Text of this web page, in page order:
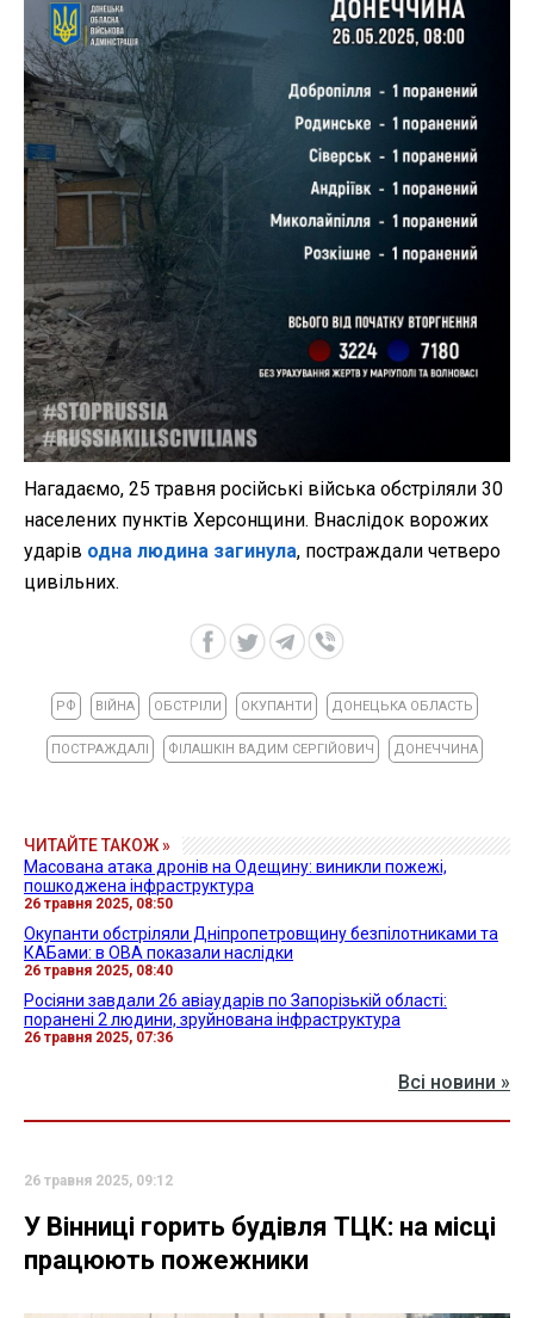
Нагадаємо, 25 травня російські війська обстріляли 30
населених пунктів Херсонщини. Внаслідок ворожих
ударів одна людина загинула, постраждали четверо
цивільних.
РФ ВІЙНА ОБСТРІЛИ ОКУПАНТИ ДОНЕЦЬКА ОБЛАСТЬ
ПОСТРАЖДАЛІ ФІЛАШКІН ВАДИМ СЕРГІЙОВИЧ ДОНЕЧЧИНА
ЧИТАЙТЕ ТАКОЖ »
Масована атака дронів на Одещину: виникли пожежі,
пошкоджена інфраструктура
26 травня 2025, 08:50
Окупанти обстріляли Дніпропетровщину безпілотниками та
КАБами: в ОВА показали наслідки
26 травня 2025, 08:40
Росіяни завдали 26 авіаударів по Запорізькій області:
поранені 2 людини, зруйнована інфраструктура
26 травня 2025, 07:36
Всі новини »
26 травня 2025, 09:12
У Вінниці горить будівля ТЦК: на місці
працюють пожежники